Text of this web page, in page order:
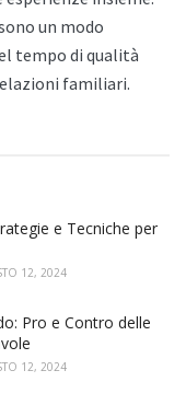
un modo
tempo di qualità
familiari.
e Tecniche per
12, 2024
Pro e Contro delle
12, 2024